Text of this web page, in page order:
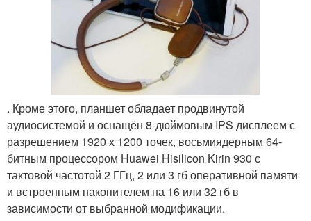
. Кроме этого, планшет обладает продвинутой
аудиосистемой и оснащён 8-дюймовым IPS дисплеем с
разрешением 1920 х 1200 точек, восьмиядерным 64-
битным процессором Huawei Hisilicon Kirin 930 с
тактовой частотой 2 ГГц, 2 или 3 гб оперативной памяти
и встроенным накопителем на 16 или 32 гб в
зависимости от выбранной модификации.